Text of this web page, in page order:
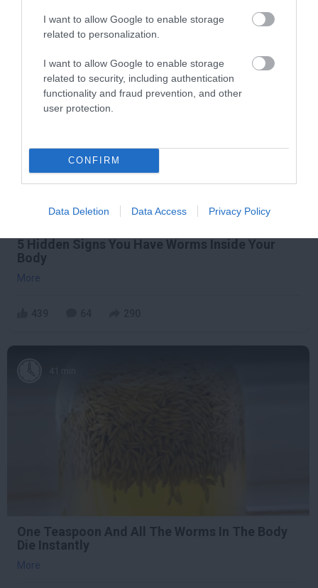
I want to allow Google to enable storage
related to personalization.
I want to allow Google to enable storage
related to security, including authentication
functionality and fraud prevention, and other
user protection.
CONFIRM
Data Deletion Data Access Privacy Policy
209 139 351
7 h 2 min
5 Hidden Signs You Have Worms Inside Your
Body
More
One Teaspoon And All The Worms In The Body
Die Instantly
More